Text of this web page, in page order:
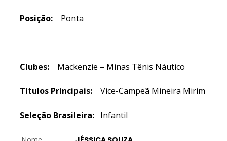
Posição: Ponta
Clubes: Mackenzie – Minas Tênis Náutico
Títulos Principais: Vice-Campeã Mineira Mirim
Seleção Brasileira: Infantil